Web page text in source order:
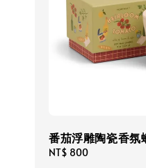
番茄浮雕陶瓷香氛
Regular
NT$ 800